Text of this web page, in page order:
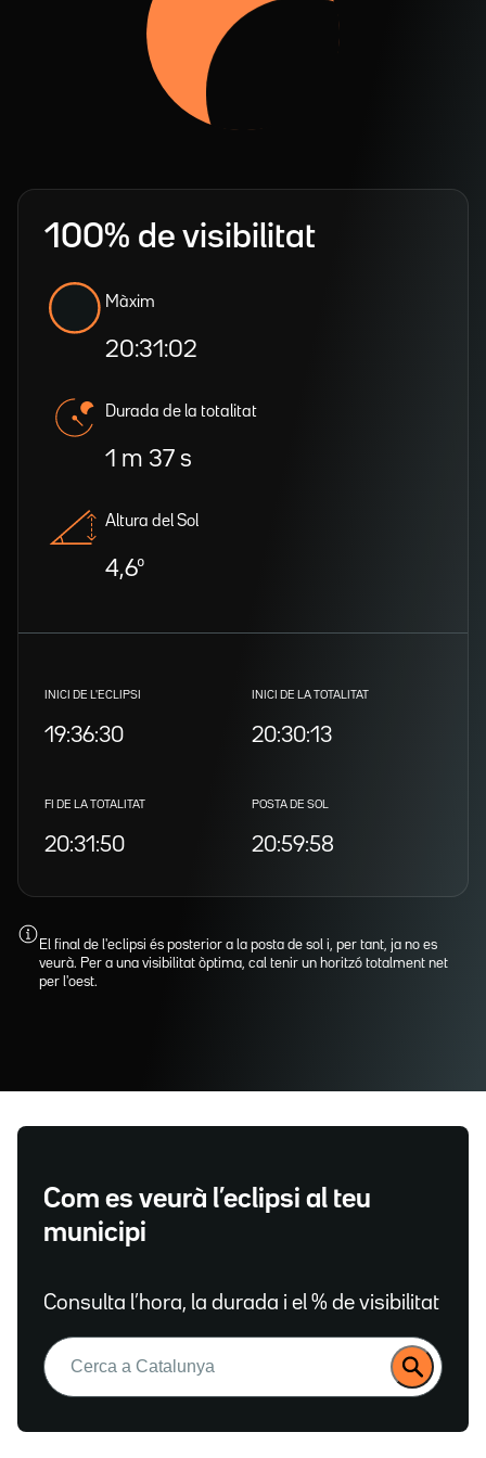
100% de visibilitat
Màxim
20:31:02
Durada de la totalitat
1 m 37 s
Altura del Sol
4,6º
INICI DE L'ECLIPSI
19:36:30
INICI DE LA TOTALITAT
20:30:13
FI DE LA TOTALITAT
20:31:50
POSTA DE SOL
20:59:58
El final de l'eclipsi és posterior a la posta de sol i, per tant, ja no es
veurà. Per a una visibilitat òptima, cal tenir un horitzó totalment net
per l'oest.
Com es veurà l’eclipsi al teu
municipi
Consulta l’hora, la durada i el % de visibilitat
Buscar: